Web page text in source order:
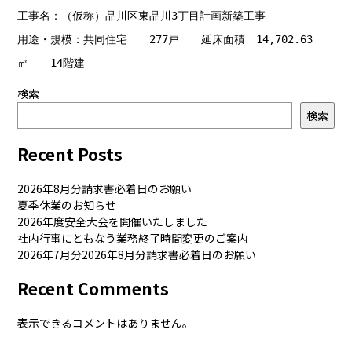
工事名：（仮称）品川区東品川3丁目計画新築工事
用途・規模：共同住宅　　277戸　　延床面積　14,702.63
検索
検索
Recent Posts
2026年8月分請求書必着日のお願い
夏季休業のお知らせ
2026年度安全大会を開催いたしました
社内行事にともなう業務終了時間変更のご案内
2026年7月分2026年8月分請求書必着日のお願い
Recent Comments
表示できるコメントはありません。